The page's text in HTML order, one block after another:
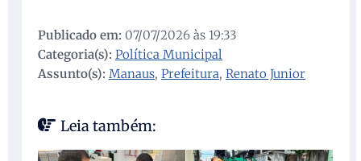
Publicado em: 07/07/2026 às 19:33
Categoria(s): Política Municipal
Assunto(s): Manaus, Prefeitura, Renato Junior
Leia também: